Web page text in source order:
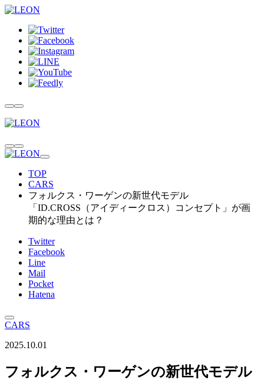
TOP
CARS
フォルクス・ワーゲンの新世代モデル
「ID.CROSS（アイディークロス）コンセプト」が画
期的な理由とは？
Twitter
Facebook
Line
Mail
Pocket
Hatena
CARS
2025.10.01
フォルクス・ワーゲンの新世代モデル